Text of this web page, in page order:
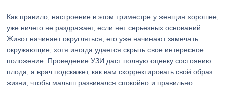
Как правило, настроение в этом триместре у женщин хорошее,
уже ничего не раздражает, если нет серьезных оснований.
Живот начинает округляться, его уже начинают замечать
окружающие, хотя иногда удается скрыть свое интересное
положение. Проведение УЗИ даст полную оценку состоянию
плода, а врач подскажет, как вам скорректировать свой образ
жизни, чтобы малыш развивался спокойно и правильно.